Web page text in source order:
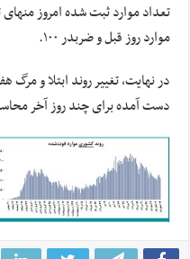
تعداد موارد ثبت شده امروز منهای
موارد روز قبل و ضربدر ۱۰۰.
در نهایت، تغییر روند ابتلا و مرگ
دست آمده برای چند روز آخر